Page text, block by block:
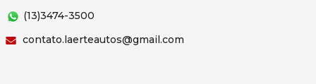
(13)3474-3500
contato.laerteautos@gmail.com